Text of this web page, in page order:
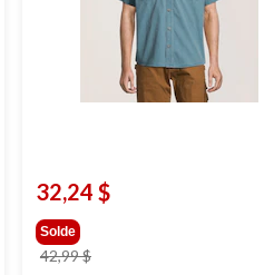
32,24 $
Solde
42,99 $